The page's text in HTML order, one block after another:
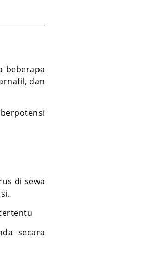
beberapa
dan
di sewa
secara